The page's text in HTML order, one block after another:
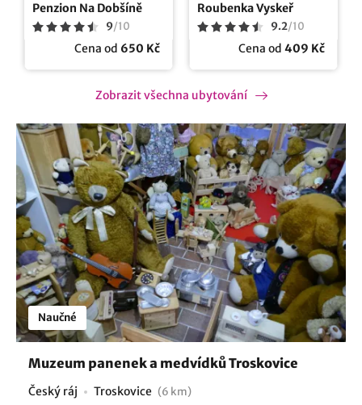
Penzion Na Dobšíně
9/10
Cena od 650 Kč
Roubenka Vyskeř
9.2/10
Cena od 409 Kč
Zobrazit všechna ubytování
Naučné
Muzeum panenek a medvídků Troskovice
Český ráj Troskovice (6 km)